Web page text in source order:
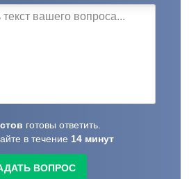
готовы ответить.
в течение 14 минут
ВОПРОС